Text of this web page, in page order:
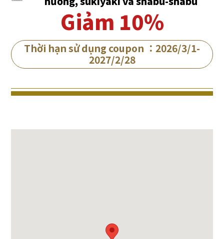
Giảm 10%
Thời hạn sử dụng coupon ：2026/3/1-
2027/2/28